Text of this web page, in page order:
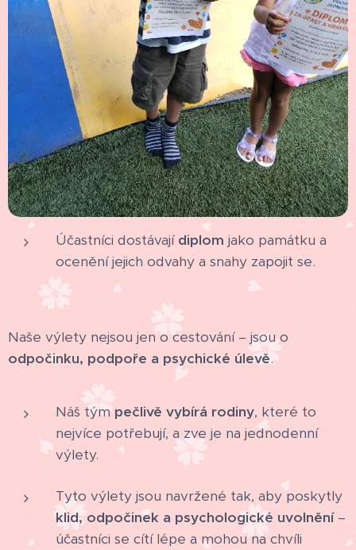
Účastníci dostávají diplom jako památku a
ocenění jejich odvahy a snahy zapojit se.
Naše výlety nejsou jen o cestování – jsou o
odpočinku, podpoře a psychické úlevě.
Náš týmpečlivě vybírá rodiny, které to
nejvíce potřebují, a zve je na jednodenní
výlety.
Tyto výlety jsou navržené tak, aby poskytly
klid, odpočinek a psychologické uvolnění–
účastníci se cítí lépe a mohou na chvíli